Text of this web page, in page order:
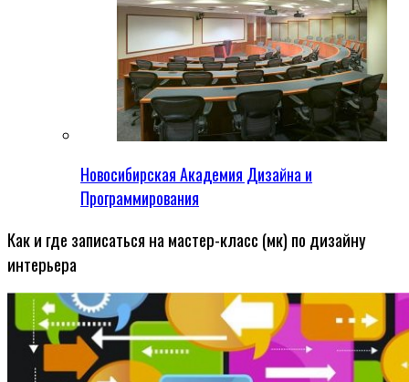
Новосибирская Академия Дизайна и
Программирования
Как и где записаться на мастер-класс (мк) по дизайну
интерьера